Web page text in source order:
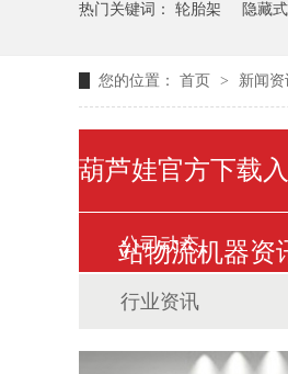
热门关键词： 轮胎架 隐藏
您的位置： 首页 > 新闻资
葫芦娃官方下载
站物流机器资
公司动态
行业资讯